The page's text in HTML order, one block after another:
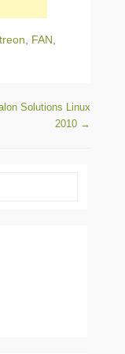
, FAN,
Solutions Linux
2010 →